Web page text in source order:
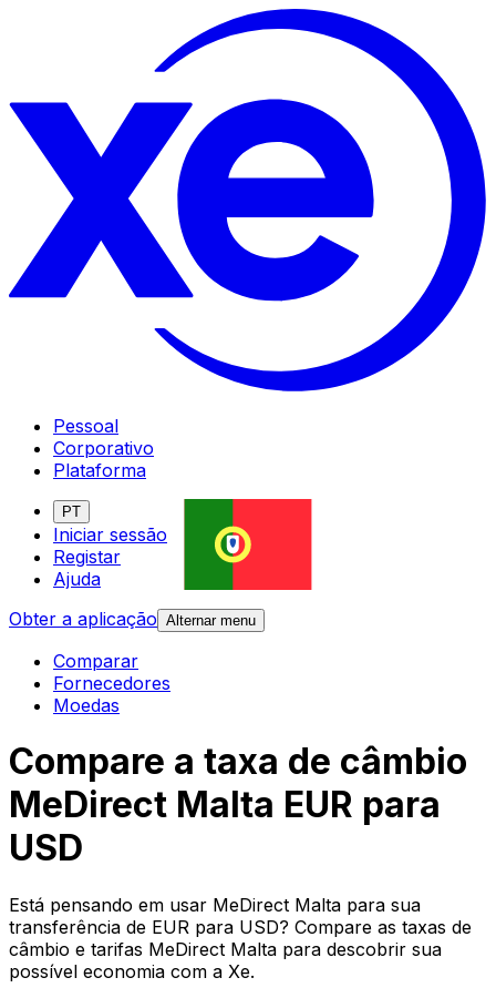
Pessoal
Corporativo
Plataforma
PT
Iniciar sessão
Registar
Ajuda
Obter a aplicação Alternar menu
Comparar
Fornecedores
Moedas
Compare a taxa de câmbio
MeDirect Malta EUR para
USD
Está pensando em usar MeDirect Malta para sua
transferência de EUR para USD? Compare as taxas de
câmbio e tarifas MeDirect Malta para descobrir sua
possível economia com a Xe.